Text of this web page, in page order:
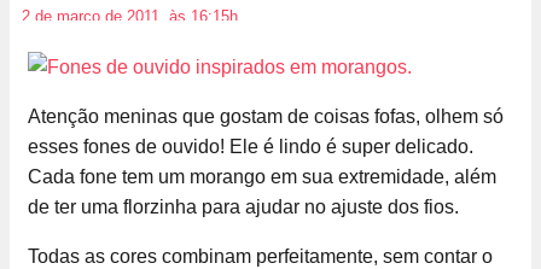
2 de março de 2011, às 16:15h
Atenção meninas que gostam de coisas fofas, olhem só
esses fones de ouvido! Ele é lindo é super delicado.
Cada fone tem um morango em sua extremidade, além
de ter uma florzinha para ajudar no ajuste dos fios.
Todas as cores combinam perfeitamente, sem contar o